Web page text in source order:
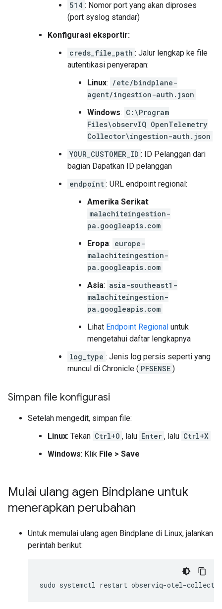
514 : Nomor port yang akan diproses
(port syslog standar)
Konfigurasi eksportir:
creds_file_path : Jalur lengkap ke file
autentikasi penyerapan:
Linux: /etc/bindplane-
agent/ingestion-auth.json
Windows: C:\Program
Files\observIQ OpenTelemetry
Collector\ingestion-auth.json
YOUR_CUSTOMER_ID : ID Pelanggan dari
bagian Dapatkan ID pelanggan
endpoint : URL endpoint regional:
Amerika Serikat:
malachiteingestion-
pa.googleapis.com
Eropa: europe-
malachiteingestion-
pa.googleapis.com
Asia: asia-southeast1-
malachiteingestion-
pa.googleapis.com
Lihat Endpoint Regional untuk
mengetahui daftar lengkapnya
log_type : Jenis log persis seperti yang
muncul di Chronicle ( PFSENSE )
Simpan file konfigurasi
Setelah mengedit, simpan file:
Linux: Tekan Ctrl+O , lalu Enter , lalu Ctrl+X
Windows: Klik File > Save
Mulai ulang agen Bindplane untuk
menerapkan perubahan
Untuk memulai ulang agen Bindplane di Linux, jalankan
perintah berikut:
sudo systemctl restart